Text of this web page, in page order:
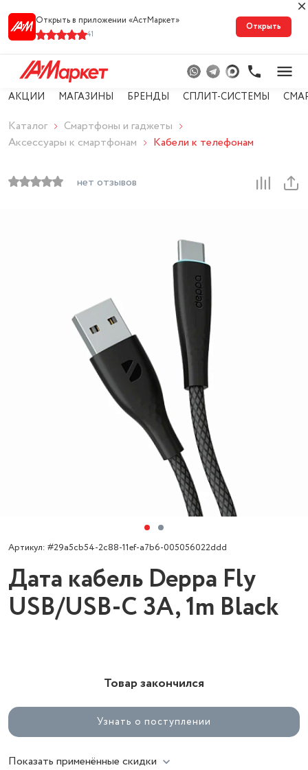
Открыть в приложении «АстМарке‪т‬»
41
Открыть
АКЦИИ МАГАЗИНЫ БРЕНДЫ СПЛИТ-СИСТЕМЫ
Каталог
Смартфоны и гаджеты
Аксессуары к смартфонам
Кабели к телефонам
нет отзывов
Артикул: #29a5cb54-2c88-11ef-a7b6-005056022ddd
Дата кабель Deppa Fly
USB/USB-C 3A, 1m Black
Товар закончился
Узнать о поступлении
Показать применённые скидки